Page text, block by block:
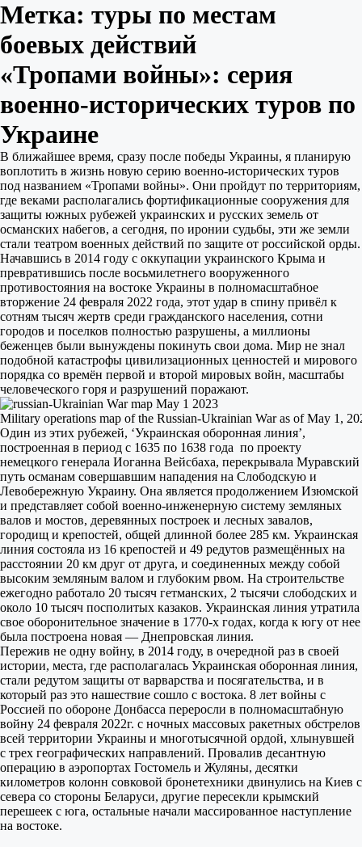
Метка: туры по местам
боевых действий
«Тропами войны»: серия
военно-исторических туров по
Украине
В ближайшее время, сразу после победы Украины, я планирую
воплотить в жизнь новую серию военно-исторических туров
под названием «Тропами войны». Они пройдут по территориям,
где веками располагались фортификационные сооружения для
защиты южных рубежей украинских и русских земель от
османских набегов, а сегодня, по иронии судьбы, эти же земли
стали театром военных действий по защите от российской орды.
Начавшись в 2014 году с оккупации украинского Крыма и
превратившись после восьмилетнего вооруженного
противостояния на востоке Украины в полномасштабное
вторжение 24 февраля 2022 года, этот удар в спину привёл к
сотням тысяч жертв среди гражданского населения, сотни
городов и поселков полностью разрушены, а миллионы
беженцев были вынуждены покинуть свои дома. Мир не знал
подобной катастрофы цивилизационных ценностей и мирового
порядка со времён первой и второй мировых войн, масштабы
человеческого горя и разрушений поражают.
Military operations map of the Russian-Ukrainian War as of May 1,
Один из этих рубежей, ‘Украинская оборонная линия’,
построенная в период с 1635 по 1638 года по проекту
немецкого генерала Иоганна Вейсбаха, перекрывала Муравский
путь османам совершавшим нападения на Слободскую и
Левобережную Украину. Она является продолжением Изюмской
и представляет собой военно-инженерную систему земляных
валов и мостов, деревянных построек и лесных завалов,
городищ и крепостей, общей длинной более 285 км. Украинская
линия состояла из 16 крепостей и 49 редутов размещённых на
расстоянии 20 км друг от друга, и соединенных между собой
высоким земляным валом и глубоким рвом. На строительстве
ежегодно работало 20 тысяч гетманских, 2 тысячи слободских и
около 10 тысяч посполитых казаков. Украинская линия утратила
свое оборонительное значение в 1770-х годах, когда к югу от нее
была построена новая — Днепровская линия.
Пережив не одну войну, в 2014 году, в очередной раз в своей
истории, места, где располагалась Украинская оборонная линия,
стали редутом защиты от варварства и посягательства, и в
который раз это нашествие сошло с востока. 8 лет войны с
Россией по обороне Донбасса переросли в полномасштабную
войну 24 февраля 2022г. с ночных массовых ракетных обстрелов
всей территории Украины и многотысячной ордой, хлынувшей
с трех географических направлений. Провалив десантную
операцию в аэропортах Гостомель и Жуляны, десятки
километров колонн совковой бронетехники двинулись на Киев с
севера со стороны Беларуси, другие пересекли крымский
перешеек с юга, остальные начали массированное наступление
на востоке.